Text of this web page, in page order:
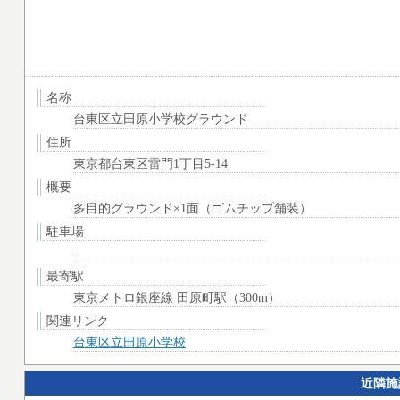
名称
台東区立田原小学校グラウンド
住所
東京都台東区雷門1丁目5-14
概要
多目的グラウンド×1面（ゴムチップ舗装）
駐車場
-
最寄駅
東京メトロ銀座線 田原町駅（300m）
関連リンク
台東区立田原小学校
近隣